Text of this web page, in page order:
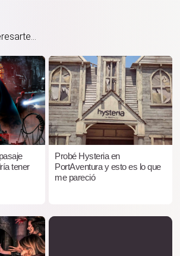
tener
Probé Hysteria en
PortAventura y esto es lo que
me pareció